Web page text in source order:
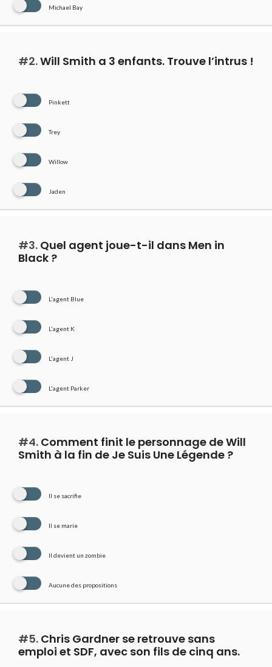
Michael Bay
#2.Will Smith a 3 enfants. Trouve l’intrus !
Pinkett
Trey
Willow
Jaden
#3. Quel agent joue-t-il dans Men in
Black ?
L'agent Blue
L'agent K
L'agent J
L'agent Parker
#4. Comment finit le personnage de Will
Smith à la fin de Je Suis Une Légende ?
Il se sacrifie
Il se marie
Il devient un zombie
Aucune des propositions
#5. Chris Gardner se retrouve sans
emploi et SDF, avec son fils de cinq ans.